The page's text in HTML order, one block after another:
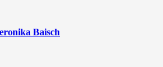
Baisch